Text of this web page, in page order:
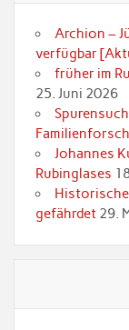
Archion –
verfügbar
früher im
25. Juni 2026
Johannes
Rubinglases
gefährdet 29.